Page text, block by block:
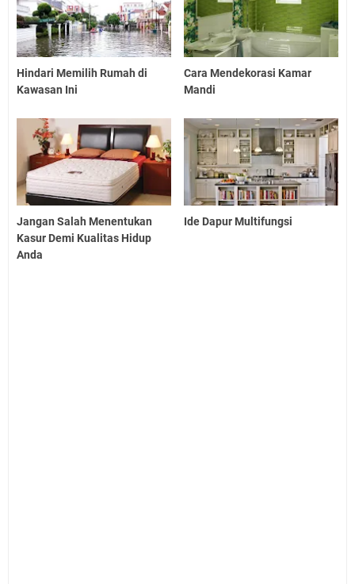
Hindari Memilih Rumah di
Kawasan Ini
Cara Mendekorasi Kamar
Mandi
Jangan Salah Menentukan
Kasur Demi Kualitas Hidup
Anda
Ide Dapur Multifungsi